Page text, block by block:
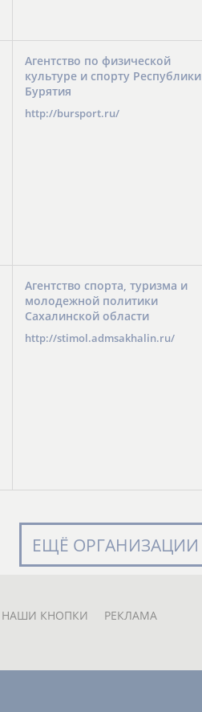
Агентство по физической
культуре и спорту Республики
Бурятия
http://bursport.ru/
Агентство спорта, туризма и
молодежной политики
Сахалинской области
http://stimol.admsakhalin.ru/
ЕЩЁ ОРГАНИЗАЦИИ
НАШИ КНОПКИ РЕКЛАМА